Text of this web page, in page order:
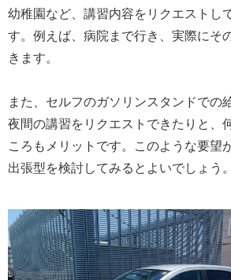
幼稚園など、講習内容をリクエストし
す。例えば、病院まで行き、実際にそ
きます。
また、セルフのガソリンスタンドでの
夜間の講習をリクエストできたりと、
ころもメリットです。このような要望
出張型を検討してみるとよいでしょう